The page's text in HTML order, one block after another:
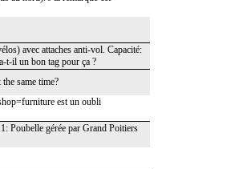
avec attaches anti-vol. Capacité:
t-il un bon tag pour ça ?
same time?
est un oubli
Poubelle gérée par Grand Poitiers